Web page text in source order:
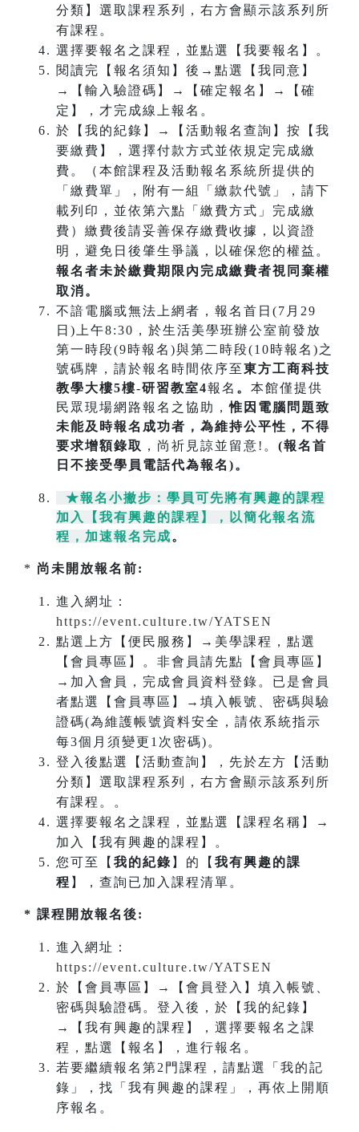
分類】選取課程系列，右方會顯示該系列所
有課程。
選擇要報名之課程，並點選【我要報名】。
閱讀完【報名須知】後→點選【我同意】
→【輸入驗證碼】→【確定報名】→【確
定】，才完成線上報名。
於【我的紀錄】→【活動報名查詢】按【我
要繳費】，選擇付款方式並依規定完成繳
費。（本館課程及活動報名系統所提供的
「繳費單」，附有一組「繳款代號」，請下
載列印，並依第六點「繳費方式」完成繳
費）繳費後請妥善保存繳費收據，以資證
明，避免日後肇生爭議，以確保您的權益。
報名者未於繳費期限內完成繳費者視同棄權
取消。
不諳電腦或無法上網者，報名首日(7月29
日)上午8:30，於生活美學班辦公室前發放
第一時段(9時報名)與第二時段(10時報名)之
號碼牌，請於報名時間依序至東方工商科技
教學大樓5樓-研習教室4報名 。 本館僅提供
民眾現場網路報名之協助，惟因電腦問題致
未能及時報名成功者，為維持公平性，不得
要求增額錄取 ，尚祈見諒並留意!。 (報名首
日不接受學員電話代為報名)。
★報名小撇步：學員可先將有興趣的課程
加入【我有興趣的課程】，以簡化報名流
程，加速報名完成。
* 尚未開放報名前:
進入網址：
https://event.culture.tw/YATSEN
點選上方【便民服務】→美學課程，點選
【會員專區】。非會員請先點【會員專區】
→加入會員，完成會員資料登錄。已是會員
者點選【會員專區】→填入帳號、密碼與驗
證碼(為維護帳號資料安全，請依系統指示
每3個月須變更1次密碼)。
登入後點選【活動查詢】，先於左方【活動
分類】選取課程系列，右方會顯示該系列所
有課程。。
選擇要報名之課程，並點選【課程名稱】→
加入【我有興趣的課程】。
您可至【 我的紀錄 】的【 我有興趣的課
程 】，查詢已加入課程清單。
* 課程開放報名後:
進入網址：
https://event.culture.tw/YATSEN
於【會員專區】→【會員登入】填入帳號、
密碼與驗證碼。登入後，於【我的紀錄】
→【我有興趣的課程】，選擇要報名之課
程，點選【報名】，進行報名。
若要繼續報名第2門課程，請點選「我的記
錄」，找「我有興趣的課程」，再依上開順
序報名。